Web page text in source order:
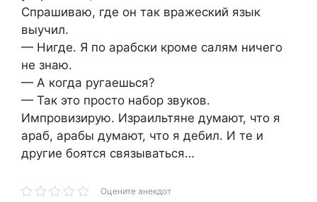
Спрашиваю, где он так вражеский язык
выучил.
— Нигде. Я по арабски кроме салям ничего
не знаю.
— А когда ругаешься?
— Так это просто набор звуков.
Импровизирую. Израильтяне думают, что я
араб, арабы думают, что я дебил. И те и
другие боятся связываться…
Оцените анекдот